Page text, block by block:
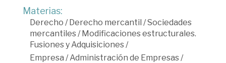
Materias:
Derecho /Derecho mercantil /Sociedades
mercantiles /Modificaciones estructurales.
Fusiones y Adquisiciones /
Empresa /Administración de Empresas /